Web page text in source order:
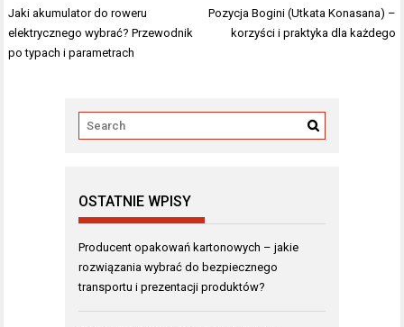
Nawigacja
wpisu
Jaki akumulator do roweru
elektrycznego wybrać? Przewodnik
po typach i parametrach
Pozycja Bogini (Utkata Konasana) –
korzyści i praktyka dla każdego
OSTATNIE WPISY
Producent opakowań kartonowych – jakie
rozwiązania wybrać do bezpiecznego
transportu i prezentacji produktów?